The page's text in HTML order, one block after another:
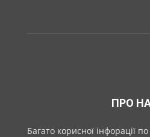
ПРО
Багато корисної інфорації